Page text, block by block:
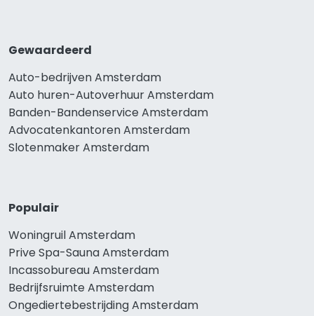
Gewaardeerd
Auto-bedrijven Amsterdam
Auto huren-Autoverhuur Amsterdam
Banden-Bandenservice Amsterdam
Advocatenkantoren Amsterdam
Slotenmaker Amsterdam
Populair
Woningruil Amsterdam
Prive Spa-Sauna Amsterdam
Incassobureau Amsterdam
Bedrijfsruimte Amsterdam
Ongediertebestrijding Amsterdam